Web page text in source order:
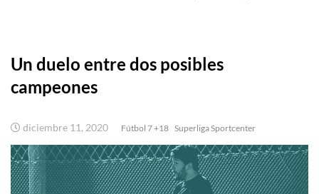
Un duelo entre dos posibles
campeones
diciembre 11, 2020 Fútbol 7 +18 Superliga Sportcenter